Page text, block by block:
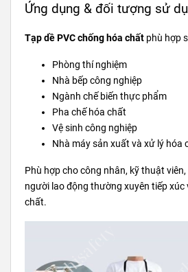
Ứng dụng & đối tượng sử
Tạp dề PVC chống hóa chất phù hợp
Phòng thí nghiệm
Nhà bếp công nghiệp
Ngành chế biến thực phẩm
Pha chế hóa chất
Vệ sinh công nghiệp
Nhà máy sản xuất và xử lý hóa
Phù hợp cho công nhân, kỹ thuật
người lao động thường xuyên tiếp xúc
chất.